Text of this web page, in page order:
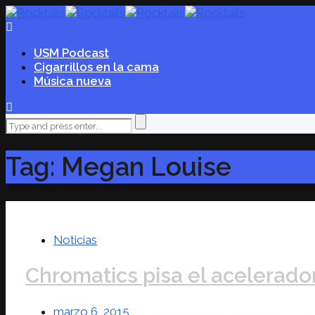
USM Podcast
Cigarrillos en la cama
Música nueva
Tag: Megan Louise
Noticias
Chromatics pisa el
marzo 6, 2015